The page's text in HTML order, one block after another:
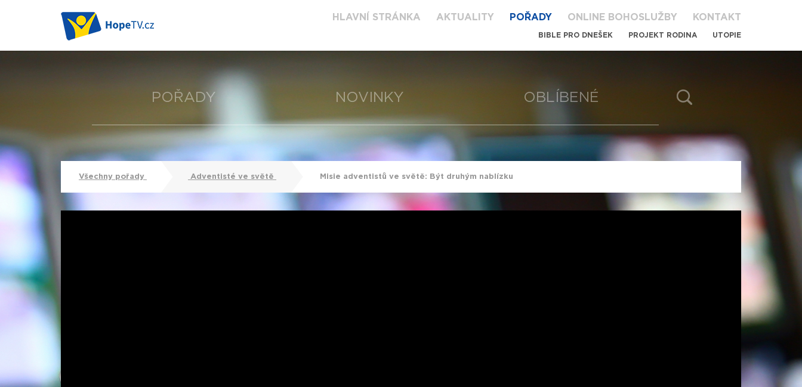
HLAVNÍ STRÁNKA AKTUALITY POŘADY ONLINE BOHOSLUŽBY KONTAKT
BIBLE PRO DNEŠEK PROJEKT RODINA UTOPIE
POŘADY NOVINKY OBLÍBENÉ
Všechny pořady Adventisté ve světě Misie adventistů ve světě: Být druhým nablízku